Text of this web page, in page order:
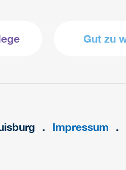
Gut zu
Impressum